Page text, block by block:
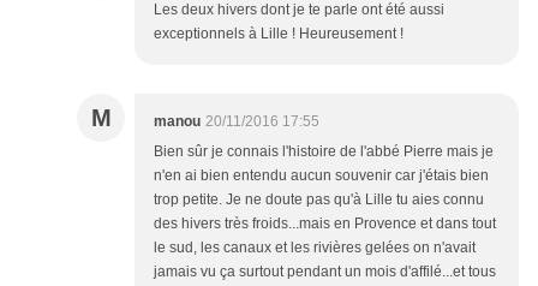
Les deux hivers dont je te parle ont été aussi
exceptionnels à Lille ! Heureusement !
M manou 20/11/2016 17:55
Bien sûr je connais l'histoire de l'abbé Pierre mais je
n'en ai bien entendu aucun souvenir car j'étais bien
trop petite. Je ne doute pas qu'à Lille tu aies connu
des hivers très froids...mais en Provence et dans tout
le sud, les canaux et les rivières gelées on n'avait
jamais vu ça surtout pendant un mois d'affilé...et tous